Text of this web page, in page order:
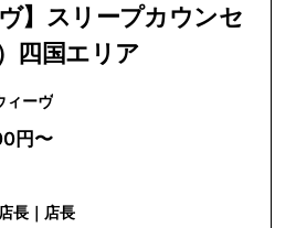
】スリープカウンセ
四国エリア
アウィーヴ
円〜
長｜店長